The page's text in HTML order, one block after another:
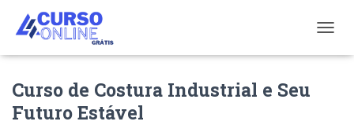
O
Curso de Costura Industrial e Seu
Futuro Estável